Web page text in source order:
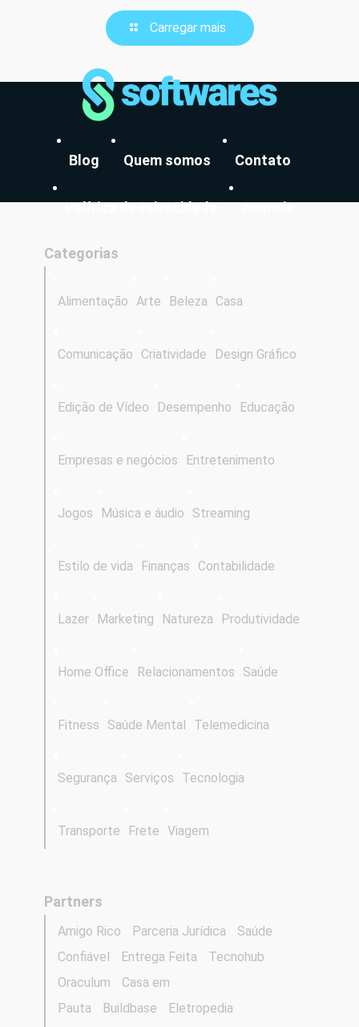
Carregar mais
Blog Quem somos Contato
Política de Privacidade Anuncie
Categorias
Alimentação Arte Beleza Casa
Comunicação Criatividade Design Gráfico
Edição de Vídeo Desempenho Educação
Empresas e negócios Entretenimento
Jogos Música e áudio Streaming
Estilo de vida Finanças Contabilidade
Lazer Marketing Natureza Produtividade
Home Office Relacionamentos Saúde
Fitness Saúde Mental Telemedicina
Segurança Serviços Tecnologia
Transporte Frete Viagem
Partners
Amigo Rico Parceria Jurídica
Saúde
Confiável
Entrega Feita
Tecnohub
Oraculum
Casa em
Pauta
Buildbase Eletropedia